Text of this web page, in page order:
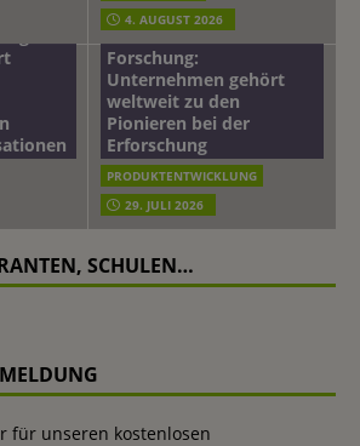
4. AUGUST 2026
dm
Beiersdorf
Hautmikrobiom-
Forschung:
Unternehmen gehört
weltweit zu den
Pionieren bei der
Erforschung
PRODUKTENTWICKLUNG
29. JULI 2026
SCHULEN…
für unseren kostenlosen